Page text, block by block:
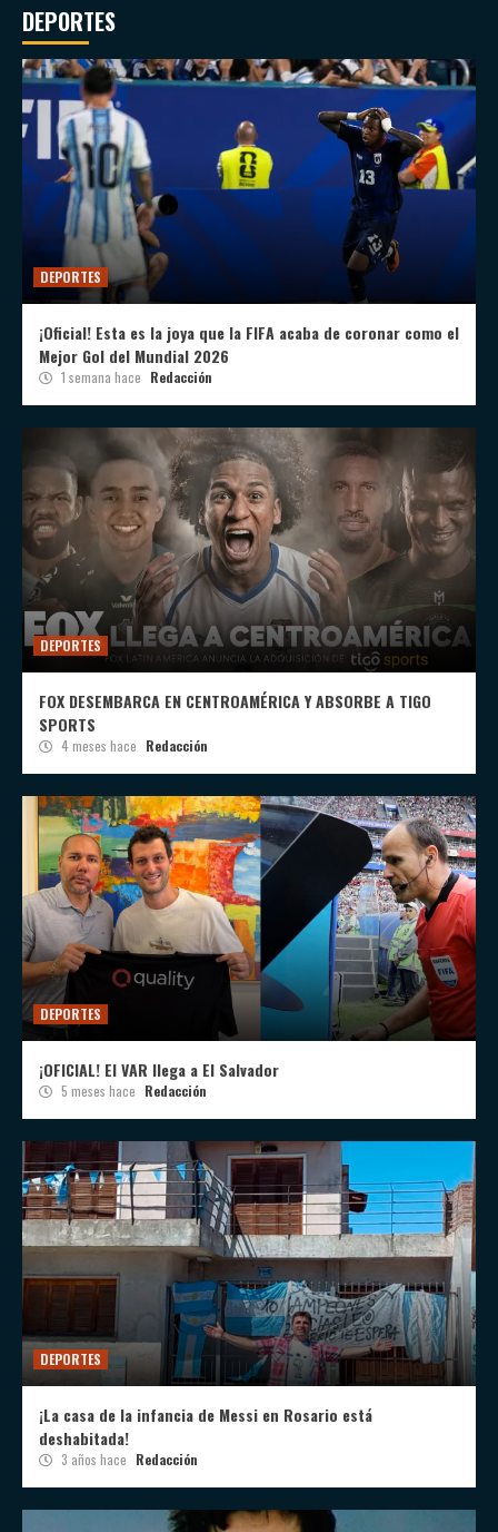
DEPORTES
DEPORTES
¡Oficial! Esta es la joya que la FIFA acaba de coronar como el
Mejor Gol del Mundial 2026
1 semana hace Redacción
DEPORTES
FOX DESEMBARCA EN CENTROAMÉRICA Y ABSORBE A TIGO
SPORTS
4 meses hace Redacción
DEPORTES
¡OFICIAL! El VAR llega a El Salvador
5 meses hace Redacción
DEPORTES
¡La casa de la infancia de Messi en Rosario está
deshabitada!
3 años hace Redacción